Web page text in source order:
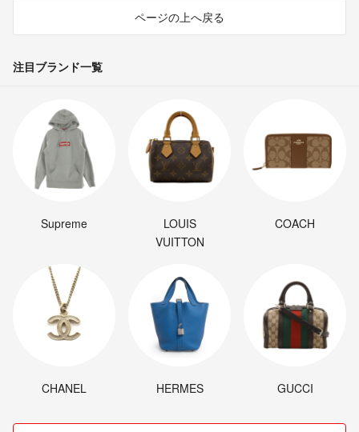
ページの上へ戻る
注目ブランド一覧
Supreme
LOUIS
VUITTON
COACH
CHANEL HERMES GUCCI